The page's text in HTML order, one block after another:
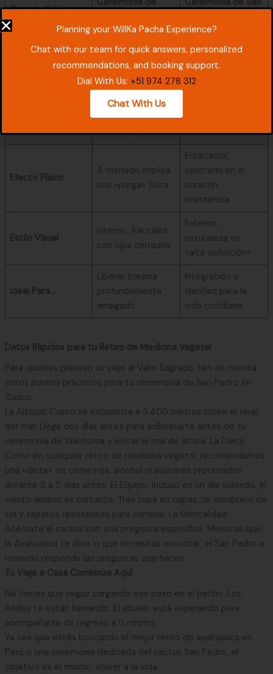
Característica
Energía Principal
Abuela)
Abuelo)
Interior / Oscuro /
Nocturno
Exterior /
4 a 6 horas (Corta
e Intensa)
Maratón)
Efecto Físico
A menudo implica
una «purga» física
Enraizador,
centrado en el
corazón,
resistencia
Estilo Visual
Interno, fractales
con ojos cerrados
Externo,
naturaleza en
«alta definición»
Ideal Para…
Liberar trauma
profundamente
arraigado
Integración y
claridad para la
vida cotidiana
Datos Rápidos para tu Retiro de Medicina Vegetal
Para quienes planean su viaje al Valle Sagrado, ten en cuenta
estos puntos prácticos para tu ceremonia de San Pedro en
Cusco:
La Altitud: Cusco se encuentra a 3.400 metros sobre el nivel
del mar. Llega dos días antes para aclimatarte antes de tu
ceremonia de Wachuma y evitar el mal de altura. La Dieta:
Como en cualquier retiro de medicina vegetal, recomendamos
una «dieta» sin carne roja, alcohol ni azúcares procesados
durante 3 a 5 días antes. El Equipo: Incluso en un día soleado, el
viento andino es cortante. Trae ropa en capas, un sombrero de
sol y zapatos resistentes para caminar. La Mentalidad:
Acércate al cactus con una pregunta específica. Mientras que
la Ayahuasca te dice lo que necesitas escuchar, el San Pedro a
menudo responde las preguntas que haces.
Tu Viaje a Casa Comienza Aquí
No tienes que seguir cargando ese peso en el pecho. Los
Andes te están llamando. El abuelo está esperando para
acompañarte de regreso a ti mismo.
Ya sea que estés buscando el mejor retiro de ayahuasca en
Perú o una ceremonia dedicada del cactus San Pedro, el
objetivo es el mismo: volver a la vida.
Planning your WillKa Pacha Experience?
Chat with our team for quick answers, personalized
recommendations, and booking support.
Dial With Us: +51 974 278 312
Chat With Us